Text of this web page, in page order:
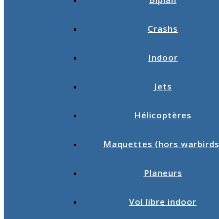
Crashs
Indoor
Jets
Hélicoptères
Maquettes (hors
Planeurs
Vol libre indoor